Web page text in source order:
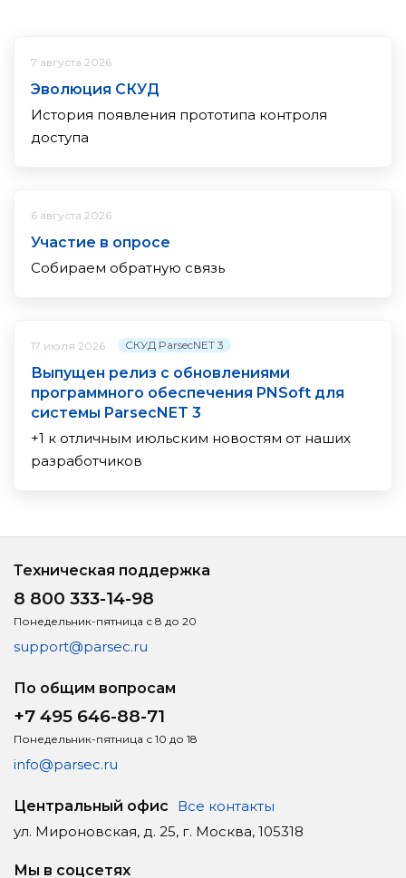
7 августа 2026
Эволюция СКУД
История появления прототипа контроля
доступа
6 августа 2026
Участие в опросе
Собираем обратную связь
17 июля 2026 СКУД ParsecNET 3
Выпущен релиз с обновлениями
программного обеспечения PNSoft для
системы ParsecNET 3
+1 к отличным июльским новостям от наших
разработчиков
Техническая поддержка
8 800 333-14-98
Понедельник-пятница с 8 до 20
support@parsec.ru
По общим вопросам
+7 495 646-88-71
Понедельник-пятница с 10 до 18
info@parsec.ru
Центральный офис
Все контакты
ул. Мироновская, д. 25, г. Москва, 105318
Мы в соцсетях